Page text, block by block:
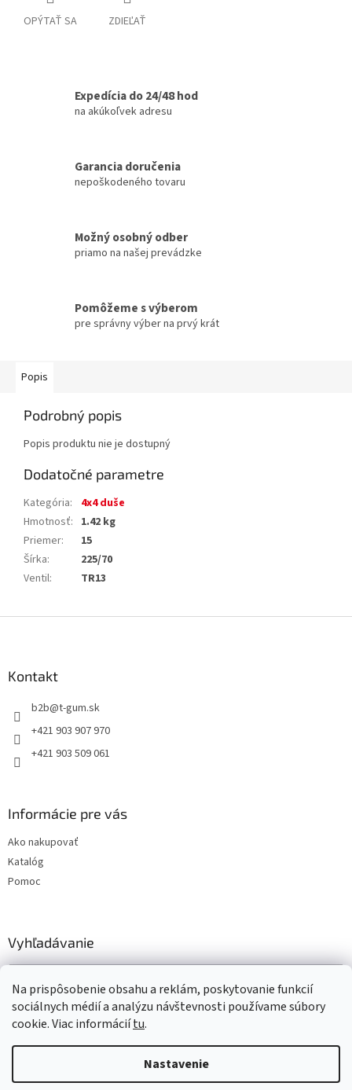
Na prispôsobenie obsahu a reklám, poskytovanie funkcií
sociálnych médií a analýzu návštevnosti používame súbory
cookie. Viac informáciítu.
Nastavenie
OPÝTAŤ SA ZDIEĽAŤ
Expedícia do 24/48 hod
na akúkoľvek adresu
Garancia doručenia
nepoškodeného tovaru
Možný osobný odber
priamo na našej prevádzke
Pomôžeme s výberom
pre správny výber na prvý krát
Popis
Podrobný popis
Popis produktu nie je dostupný
Dodatočné parametre
Kategória:
4x4 duše
Hmotnosť: 1.42 kg
Priemer:
15
Šírka:
225/70
Ventil: TR13
Kontakt
b2b@t-gum.sk
+421 903 907 970
+421 903 509 061
Informácie pre vás
Ako nakupovať
Katalóg
Pomoc
Vyhľadávanie
HĽADAŤ